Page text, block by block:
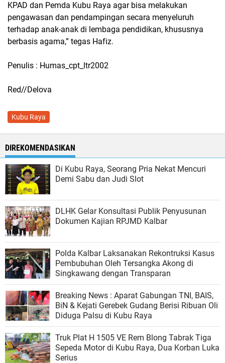
KPAD dan Pemda Kubu Raya agar bisa melakukan
pengawasan dan pendampingan secara menyeluruh
terhadap anak-anak di lembaga pendidikan, khususnya
berbasis agama,” tegas Hafiz.
Penulis : Humas_cpt_ltr2002
Red//Delova
Kubu Raya
DIREKOMENDASIKAN
Di Kubu Raya, Seorang Pria Nekat Mencuri
Demi Sabu dan Judi Slot
DLHK Gelar Konsultasi Publik Penyusunan
Dokumen Kajian RPJMD Kalbar
Polda Kalbar Laksanakan Rekontruksi Kasus
Pembubuhan Oleh Tersangka Akong di
Singkawang dengan Transparan
Breaking News : Aparat Gabungan TNI, BAIS,
BiN & Kejati Gerebek Gudang Berisi Ribuan Oli
Diduga Palsu di Kubu Raya
Truk Plat H 1505 VE Rem Blong Tabrak Tiga
Sepeda Motor di Kubu Raya, Dua Korban Luka
Serius